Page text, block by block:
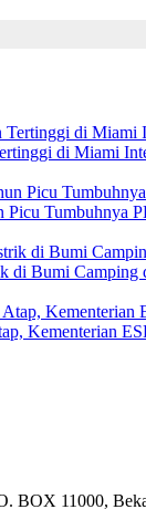
di Miami
Picu Tumbuhnya
di Bumi Camping
Kementerian
BOX 11000,